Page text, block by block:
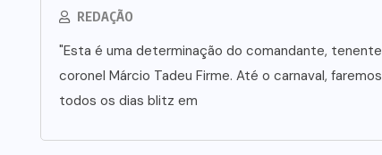
REDAÇÃO
"Esta é uma determinação do comandante, tenente
coronel Márcio Tadeu Firme. Até o carnaval, faremos
todos os dias blitz em